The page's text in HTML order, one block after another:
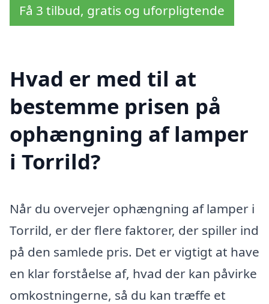
Få 3 tilbud, gratis og uforpligtende
Hvad er med til at
bestemme prisen på
ophængning af lamper
i Torrild?
Når du overvejer ophængning af lamper i
Torrild, er der flere faktorer, der spiller ind
på den samlede pris. Det er vigtigt at have
en klar forståelse af, hvad der kan påvirke
omkostningerne, så du kan træffe et